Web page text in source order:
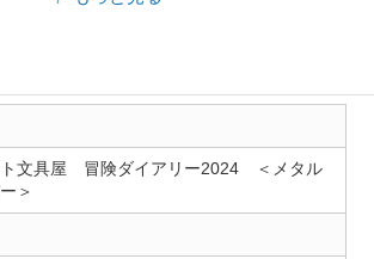
ト文具屋 冒険ダイアリー2024 ＜メタル
＞